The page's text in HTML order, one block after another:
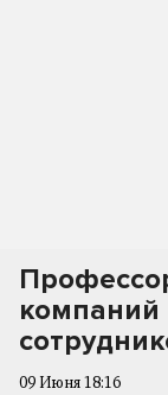
09 Июня 18:16